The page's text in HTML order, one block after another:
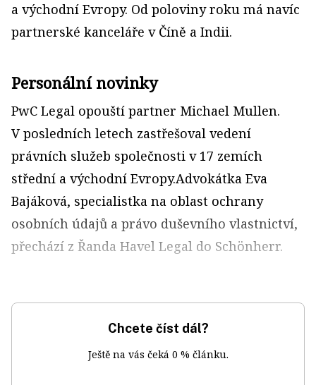
a východní Evropy. Od poloviny roku má navíc
partnerské kanceláře v Číně a Indii.
Personální novinky
PwC Legal opouští partner Michael Mullen.
V posledních letech zastřešoval vedení
právních služeb společnosti v 17 zemích
střední a východní Evropy.Advokátka Eva
Bajáková, specialistka na oblast ochrany
osobních údajů a právo duševního vlastnictví,
přechází z Řanda Havel Legal do Schönherr.
Chcete číst dál?
Ještě na vás čeká 0 % článku.